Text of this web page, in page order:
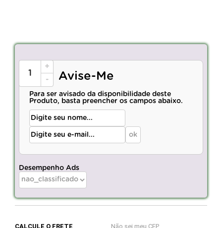
+
-
Avise-Me
Para ser avisado da disponibilidade deste
Produto, basta preencher os campos abaixo.
Desempenho Ads